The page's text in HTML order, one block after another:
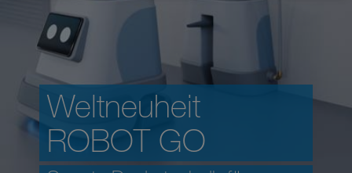
Weltneuheit
ROBOT GO